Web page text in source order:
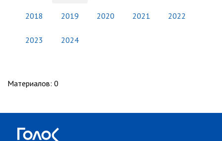
2018 2019 2020 2021 2022
2023 2024
Материалов: 0